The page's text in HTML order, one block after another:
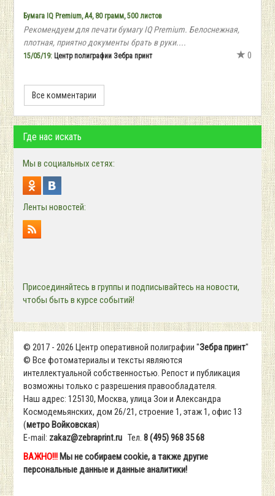
Бумага IQ Premium, А4, 80 грамм, 500 листов
Рекомендуем для печати бумагу IQ Premium. Белоснежная,
плотная, приятно документы брать в руки....
0
15/05/19: Центр полиграфии Зебра принт
Все комментарии
Где нас искать
Мы в социальных сетях:
Ленты новостей:
Присоединяйтесь в группы и подписывайтесь на новости,
чтобы быть в курсе событий!
© 2017 - 2026 Центр оперативной полиграфии "Зебра принт"
© Все фотоматериалы и тексты являются
интеллектуальной собственностью. Репост и публикация
возможны только с разрешения правообладателя.
Наш адрес: 125130, Москва, улица Зои и Александра
Космодемьянских, дом 26/21, строение 1, этаж 1, офис 13
(метро Войковская)
Е-mail: zakaz@zebraprint.ru Тел. 8 (495) 968 35 68
ВАЖНО!!! Мы не собираем cookie, а также другие
персональные данные и данные аналитики!